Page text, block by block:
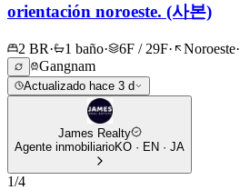
orientación noroeste. (사본)
2 BR· 1 baño· 6F / 29F· Noroeste·
Gangnam
Actualizado hace 3 d
James Realty
Agente inmobiliarioKO · EN · JA
1/4